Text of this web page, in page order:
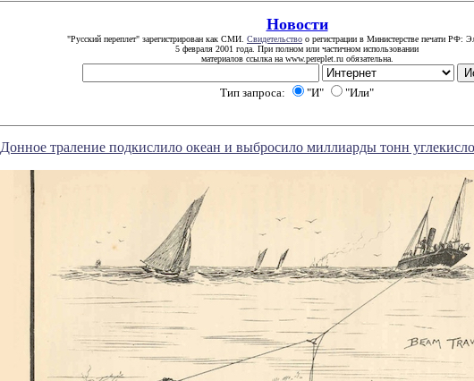
Новости
"Русский переплет" зарегистрирован как СМИ. Свидетельство о регистрации в Министерстве печати РФ:
5 февраля 2001 года. При полном или частичном использовании
материалов ссылка на www.pereplet.ru обязательна.
Тип запроса: "И" "Или"
Донное траление подкислило океан и выбросило миллиарды тонн